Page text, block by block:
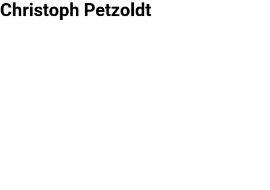
Christoph Petzoldt